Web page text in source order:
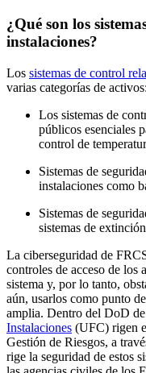
¿Qué son los
instalaciones?
Los sistemas de control
varias categorías de activos:
Los sistemas de
públicos esenciales
control de
Sistemas de
instalaciones como
Sistemas de
sistemas de
La ciberseguridad de
controles de acceso de los
sistema y, por lo tanto,
aún, usarlos como punto
amplia. Dentro del DoD
Instalaciones (UFC) rigen
Gestión de Riesgos, a
rige la seguridad de estos